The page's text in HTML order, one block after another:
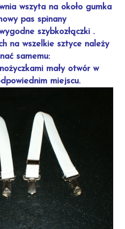
wszyta na około gumka
pas spinany
szybkozłączki .
na wszelkie sztyce należy
samemu:
mały otwór w
miejscu.